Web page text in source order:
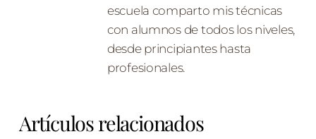
escuela comparto mis técnicas
con alumnos de todos los niveles,
desde principiantes hasta
profesionales.
Artículos relacionados